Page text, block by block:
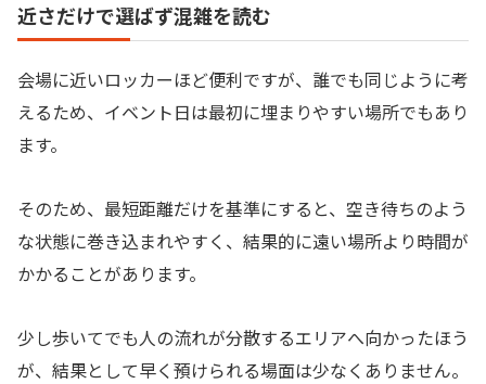
近さだけで選ばず混雑を読む
会場に近いロッカーほど便利ですが、誰でも同じように考
えるため、イベント日は最初に埋まりやすい場所でもあり
ます。
そのため、最短距離だけを基準にすると、空き待ちのよう
な状態に巻き込まれやすく、結果的に遠い場所より時間が
かかることがあります。
少し歩いてでも人の流れが分散するエリアへ向かったほう
が、結果として早く預けられる場面は少なくありません。